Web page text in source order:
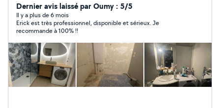
j'interviens rapidement pour tous vos besoins en
plomberie, en urgence ou sur rendez-vous. Dépannage
plomberie rapide à Paris J'interviens pour tous types de
problèmes : * Fuite d'eau (visible ou encastrée) *
Canalisation bouchée (WC, évier, douche) * Panne de
chauffe-eau * Problème de pression ou de robinetterie
Intervention rapide en région parisienne et banlieue.
Travaux et installation plomberie * Installation de
sanitaires (WC, lavabo, douche, baignoire) * Pose et
Dernier avis laissé par Oumy : 5/5
Il y a plus de 6 mois
Erick est très professionnel, disponible et sérieux. Je
recommande à 100% !!